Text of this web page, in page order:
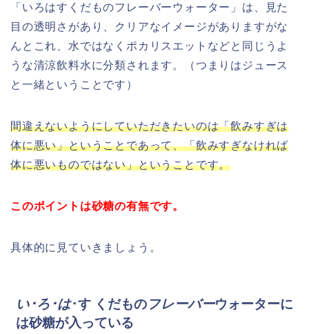
「いろはすくだものフレーバーウォーター」は、
見た
目の透明さがあり、クリアなイメージがありますがな
んとこれ、水ではなくポカリスエットなどと同じうよ
うな清涼飲料水に分類されます。（つまりはジュース
と一緒ということです）
間違えないようにしていただきたいのは「飲みすぎは
体に悪い」ということであって、「飲みすぎなければ
体に悪いものではない」ということです。
このポイントは砂糖の有無です。
具体的に見ていきましょう。
い･ろ･は･す くだものフレーバーウォーターに
は砂糖が入っている